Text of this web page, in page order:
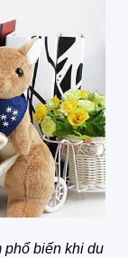
phổ biến khi du